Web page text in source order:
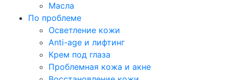
Масла
По проблеме
Осветление кожи
Anti-age и лифтинг
Крем под глаза
Проблемная кожа и акне